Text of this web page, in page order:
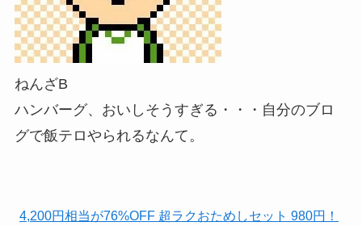
ねんざB
ハンバーグ、おいしそうすぎる・・・自分のブロ
グで飯テロやられるなんて。
4,200円相当が76%OFF 超ラクおためしセット 980円！